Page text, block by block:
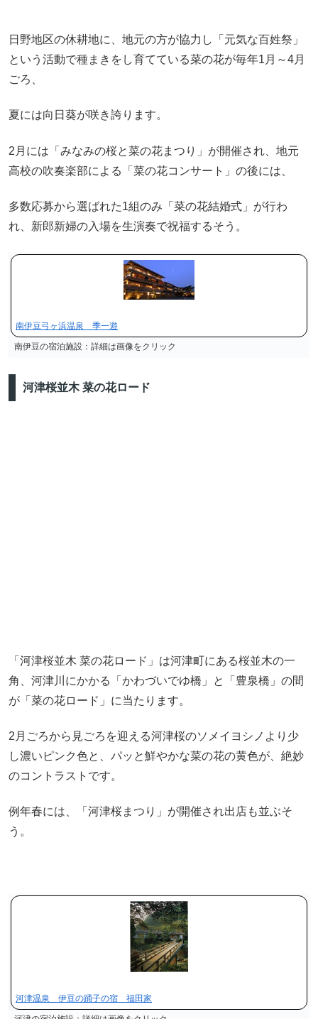
日野地区の休耕地に、地元の方が協力し「元気な百姓祭」
という活動で種まきをし育てている菜の花が毎年1月～4月
ごろ、
夏には向日葵が咲き誇ります。
2月には「みなみの桜と菜の花まつり」が開催され、地元
高校の吹奏楽部による「菜の花コンサート」の後には、
多数応募から選ばれた1組のみ「菜の花結婚式」が行わ
れ、新郎新婦の入場を生演奏で祝福するそう。
南伊豆弓ヶ浜温泉 季一遊
南伊豆の宿泊施設：詳細は画像をクリック
河津桜並木 菜の花ロード
「河津桜並木 菜の花ロード」は河津町にある桜並木の一
角、河津川にかかる「かわづいでゆ橋」と「豊泉橋」の間
が「菜の花ロード」に当たります。
2月ごろから見ごろを迎える河津桜のソメイヨシノより少
し濃いピンク色と、パッと鮮やかな菜の花の黄色が、絶妙
のコントラストです。
例年春には、「河津桜まつり」が開催され出店も並ぶそ
う。
河津温泉 伊豆の踊子の宿 福田家